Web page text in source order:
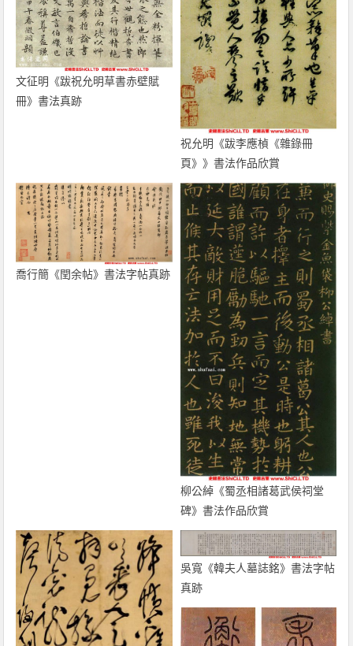
文征明《跋祝允明草書赤壁賦
冊》書法真跡
祝允明《跋李應楨《雜錄冊
頁》》書法作品欣賞
喬行簡《閏余帖》書法字帖真跡
柳公綽《蜀丞相諸葛武侯祠堂
碑》書法作品欣賞
吳寬《韓夫人墓誌銘》書法字帖
真跡